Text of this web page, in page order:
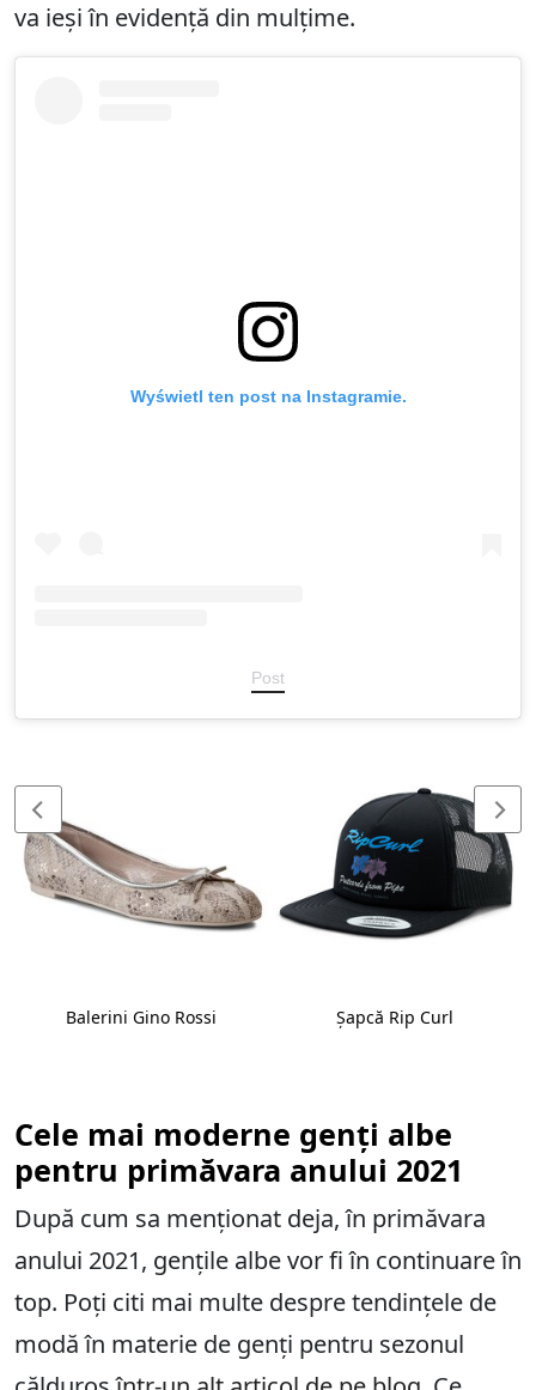
va ieși în evidență din mulțime.
Wyświetl ten post na Instagramie.
Post
Balerini Gino Rossi Șapcă Rip Curl
Cele mai moderne genți albe
pentru primăvara anului 2021
După cum sa menționat deja, în primăvara
anului 2021, gențile albe vor fi în continuare în
top. Poți citi mai multe despre tendințele de
modă în materie de genți pentru sezonul